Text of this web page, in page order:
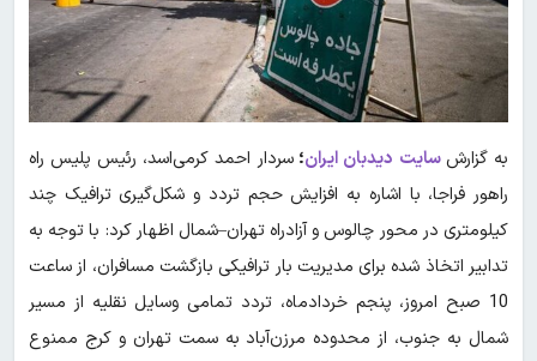
به گزارشسایت دیدبان ایران؛سردار احمد کرمی‌اسد، رئیس پلیس راه
راهور فراجا، با اشاره به افزایش حجم تردد و شکل‌گیری ترافیک چند
کیلومتری در محور چالوس و آزادراه تهران–شمال اظهار کرد: با توجه به
تدابیر اتخاذ شده برای مدیریت بار ترافیکی بازگشت مسافران، از ساعت
10 صبح امروز، پنجم خردادماه، تردد تمامی وسایل نقلیه از مسیر
شمال به جنوب، از محدوده مرزن‌آباد به سمت تهران و کرج ممنوع